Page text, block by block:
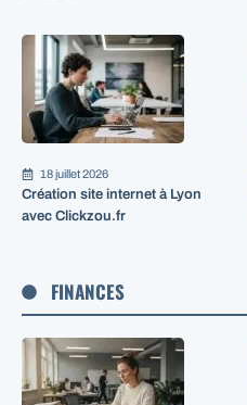
18 juillet 2026
Création site internet à Lyon
avec Clickzou.fr
FINANCES